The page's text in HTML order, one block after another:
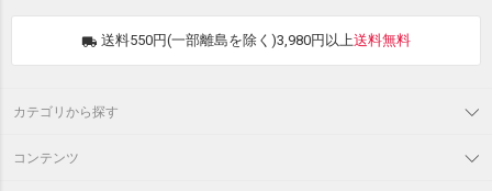
送料550円(一部離島を除く)3,980円以上送料無料
カテゴリから探す
コンテンツ